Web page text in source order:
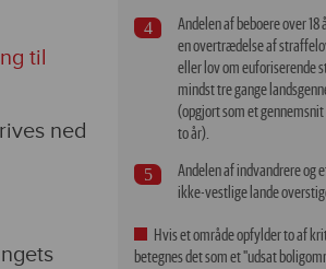
til
ned
Andelen af beboere over 18
en overtrædelse af
eller lov om euforiserende
mindst tre gange
(opgjort som et
to år).
Andelen af indvandrere og
ikke-vestlige lande
Hvis et område opfylder to af
betegnes det som et "udsat